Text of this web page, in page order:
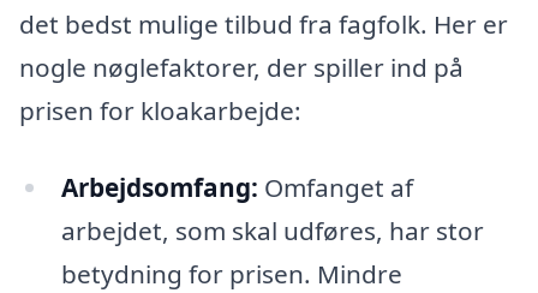
det bedst mulige tilbud fra fagfolk. Her er
nogle nøglefaktorer, der spiller ind på
prisen for kloakarbejde:
Arbejdsomfang: Omfanget af
arbejdet, som skal udføres, har stor
betydning for prisen. Mindre